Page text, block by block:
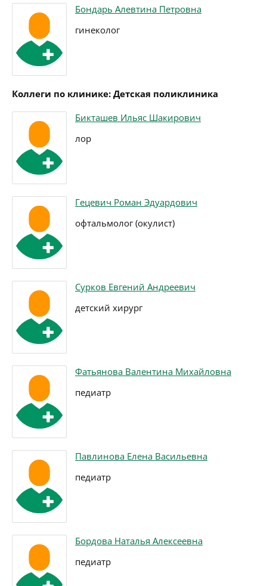
Бондарь Алевтина Петровна
гинеколог
Коллеги по клинике: Детская поликлиника
Бикташев Ильяс Шакирович
лор
Гецевич Роман Эдуардович
офтальмолог (окулист)
Сурков Евгений Андреевич
детский хирург
Фатьянова Валентина Михайловна
педиатр
Павлинова Елена Васильевна
педиатр
Бордова Наталья Алексеевна
педиатр